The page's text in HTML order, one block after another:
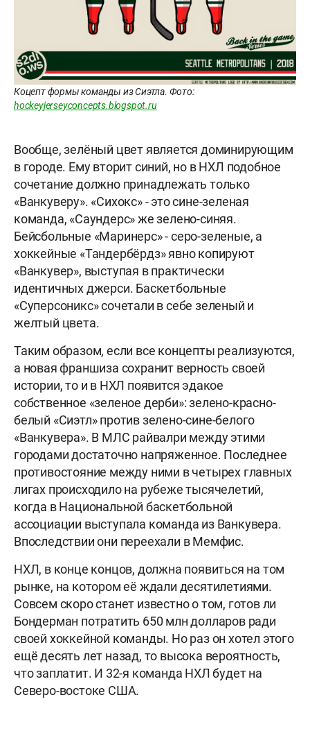
Коцепт формы команды из Сиэтла. Фото:
hockeyjerseyconcepts.blogspot.ru
Вообще, зелёный цвет является доминирующим
в городе. Ему вторит синий, но в НХЛ подобное
сочетание должно принадлежать только
«Ванкуверу». «Сихокс» - это сине-зеленая
команда, «Саундерс» же зелено-синяя.
Бейсбольные «Маринерс» - серо-зеленые, а
хоккейные «Тандербёрдз» явно копируют
«Ванкувер», выступая в практически
идентичных джерси. Баскетбольные
«Суперсоникс» сочетали в себе зеленый и
желтый цвета.
Таким образом, если все концепты реализуются,
а новая франшиза сохранит верность своей
истории, то и в НХЛ появится эдакое
собственное «зеленое дерби»: зелено-красно-
белый «Сиэтл» против зелено-сине-белого
«Ванкувера». В МЛС райвалри между этими
городами достаточно напряженное. Последнее
противостояние между ними в четырех главных
лигах происходило на рубеже тысячелетий,
когда в Национальной баскетбольной
ассоциации выступала команда из Ванкувера.
Впоследствии они переехали в Мемфис.
НХЛ, в конце концов, должна появиться на том
рынке, на котором её ждали десятилетиями.
Совсем скоро станет известно о том, готов ли
Бондерман потратить 650 млн долларов ради
своей хоккейной команды. Но раз он хотел этого
ещё десять лет назад, то высока вероятность,
что заплатит. И 32-я команда НХЛ будет на
Северо-востоке США.